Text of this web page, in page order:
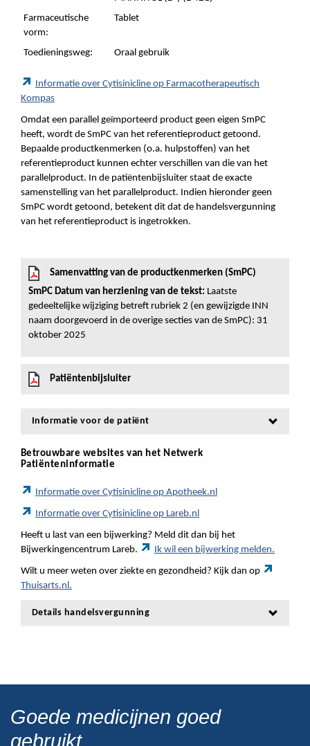
Farmaceutische
vorm:
Tablet
Toedieningsweg: Oraal gebruik
Informatie over Cytisinicline op Farmacotherapeutisch
Kompas
Omdat een parallel geïmporteerd product geen eigen SmPC
heeft, wordt de SmPC van het referentieproduct getoond.
Bepaalde productkenmerken (o.a. hulpstoffen) van het
referentieproduct kunnen echter verschillen van die van het
parallelproduct. In de patiëntenbijsluiter staat de exacte
samenstelling van het parallelproduct. Indien hieronder geen
SmPC wordt getoond, betekent dit dat de handelsvergunning
van het referentieproduct is ingetrokken.
Samenvatting van de productkenmerken (SmPC)
SmPC Datum van herziening van de tekst: Laatste
gedeeltelijke wijziging betreft rubriek 2 (en gewijzigde INN
naam doorgevoerd in de overige secties van de SmPC): 31
oktober 2025
Patiëntenbijsluiter
Informatie voor de patiënt
Betrouwbare websites van het Netwerk
Patiënteninformatie
Informatie over Cytisinicline op Apotheek.nl
Informatie over Cytisinicline op Lareb.nl
Heeft u last van een bijwerking? Meld dit dan bij het
Bijwerkingencentrum Lareb.
Ik wil een bijwerking melden.
Wilt u meer weten over ziekte en gezondheid? Kijk dan op
Thuisarts.nl.
Details handelsvergunning
Goede medicijnen goed
gebruikt.